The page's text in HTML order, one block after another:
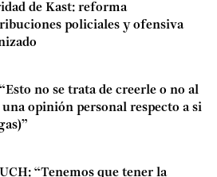
de Kast: reforma
policiales y ofensiva
no se trata de creerle o no al
opinión personal respecto a si
“Tenemos que tener la